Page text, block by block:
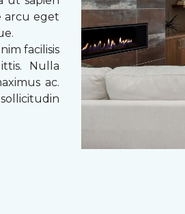
arcu eget
facilisis
Nulla
ac.